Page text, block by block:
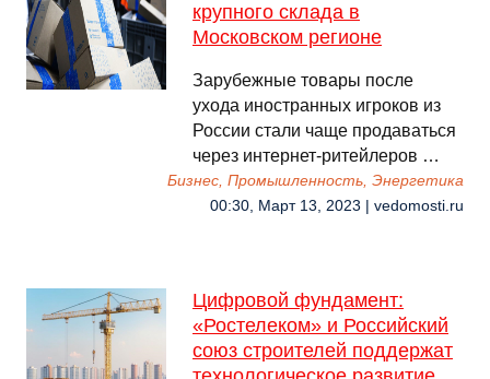
крупного склада в
Московском регионе
Зарубежные товары после
ухода иностранных игроков из
России стали чаще продаваться
через интернет-ритейлеров …
Бизнес, Промышленность, Энергетика
00:30, Март 13, 2023 | vedomosti.ru
Цифровой фундамент:
«Ростелеком» и Российский
союз строителей поддержат